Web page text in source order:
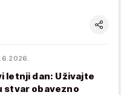
letnji dan: Uživajte
stvar obavezno